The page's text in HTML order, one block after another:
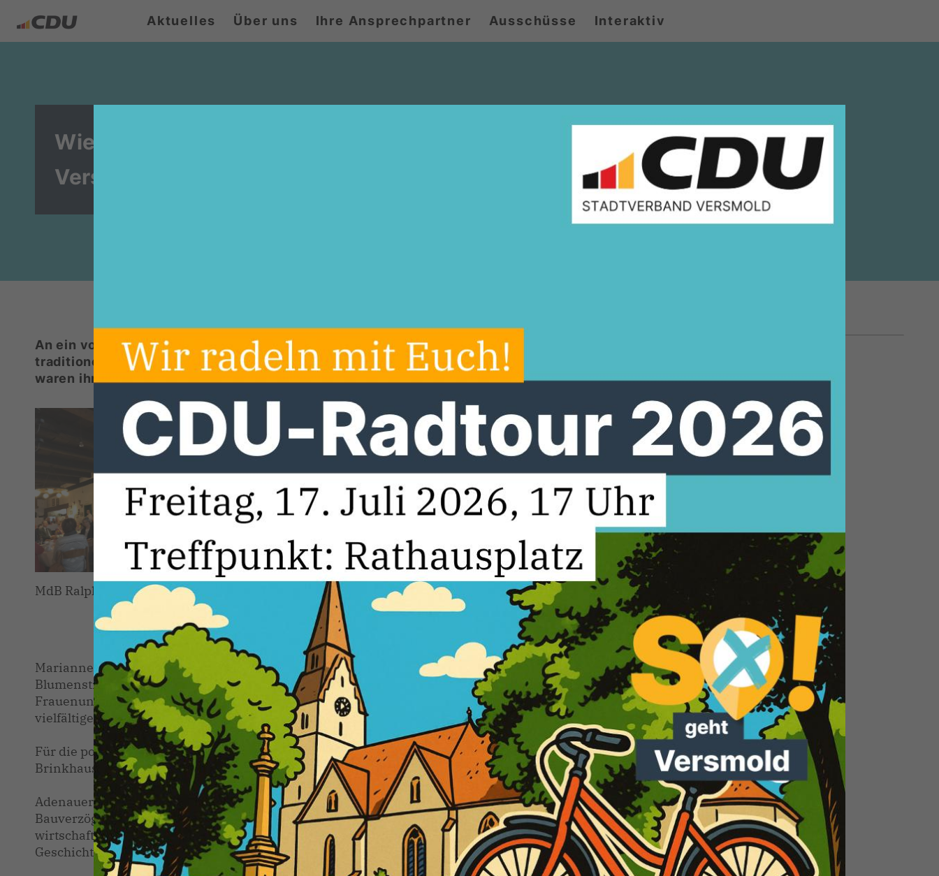
Aktuelles Über uns Ihre Ansprechpartner Ausschüsse Interaktiv
Wieder volles Haus beim traditionellen Frühstück der
Versmolder CDU-Familie
An ein volles Haus hat sich die Vorsitzende Marianne Kampwerth zum
traditionellen Familienfrühstück der CDU Versmold schon gewöhnt. Über 80 Gäste
waren ihrer Einladung auf den Hof Meyer-Sickendiek gefolgt.
MdB Ralph Brinkhaus
Bürgermeister Michael Meyer-Hermann war
ebenso unter den Gästen wie der Landrat Sven-
Georg Adenauer und der Bezirks- und
Neben Geselligkeit und guten Gesprächen kamen
Ehrungen und politische Themen nicht zu kurz.
Vorsitzende gern Frau Ena Zbikowski für 25 Jahre
treue Mitgliedschaft und den langjährigen
Bürgermeister Versmolds und Ehrenvorsitzenden
der CDU Versmold Fritz Holtkamp für 50 Jahre
Mitgliedschaft geehrt. Beide hatten aber wegen
einer Erkrankung kurzfristig absagen müssen.
Marianne Sirges Zammert, Vorsitzende der Frauenunion, wurde dann mit einem
Blumenstrauß von der Vorsitzenden Marianne Kampwerth überrascht. 25 Jahre Vorsitz der
Frauenunion Versmold waren wahrlich Grund genug und Kampwerth bedankte sich für die
vielfältige und erfolgreiche Arbeit.
Für die politischen Statements sorgten der Landrat Sven Georg Adenauer und Ralph
Brinkhaus, MdB.
Adenauer hob hervor, dass er zuversichtlich sei, dass die A33 trotz momentaner
Bauverzögerung, pünktlich fertig werde. Ein weiterer positiver Punkt in unserem
wirtschaftsstarken Kreis Gütersloh ist die geringste Kriminalität im letzten Jahr in der
Geschichte des Kreises überhaupt, so Adenauer.